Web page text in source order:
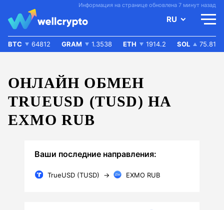
Информация на странице обновлена 7 минут назад
RU
BTC 64812 GRAM 1.3538 ETH 1914.2 SOL 75.81
ОНЛАЙН ОБМЕН
TRUEUSD (TUSD) НА
EXMO RUB
Ваши последние направления:
TrueUSD (TUSD) → EXMO RUB